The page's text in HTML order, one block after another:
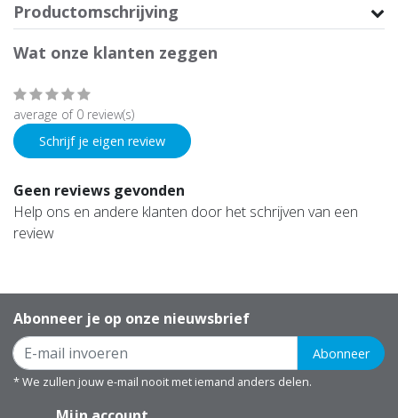
Productomschrijving
Wat onze klanten zeggen
average of 0 review(s)
Schrijf je eigen review
Geen reviews gevonden
Help ons en andere klanten door het schrijven van een
review
Abonneer je op onze nieuwsbrief
Abonneer
* We zullen jouw e-mail nooit met iemand anders delen.